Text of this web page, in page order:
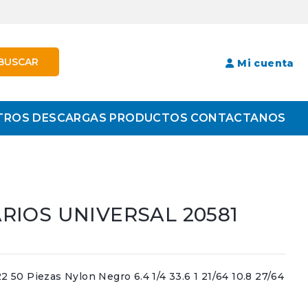
Mi cuenta
DESCARGAS PRODUCTOS CONTACTANOS
UNIVERSAL 20581
50 Piezas Nylon Negro 6.4 1/4 33.6 1 21/64 10.8 27/64